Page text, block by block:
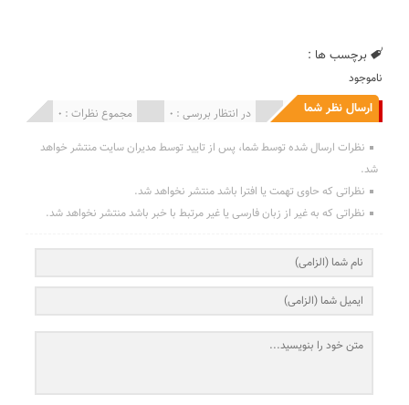
برچسب ها :
ناموجود
ارسال نظر شما مجموع نظرات : 0 در انتظار بررسی : 0 انتشار یافته : 0
نظرات ارسال شده توسط شما، پس از تایید توسط مدیران سایت منتشر خواهد
شد.
نظراتی که حاوی تهمت یا افترا باشد منتشر نخواهد شد.
نظراتی که به غیر از زبان فارسی یا غیر مرتبط با خبر باشد منتشر نخواهد شد.